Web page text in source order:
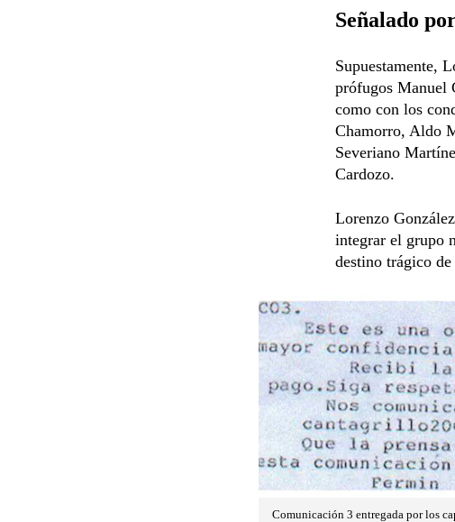
Señalado
Supuestamente,
prófugos Manuel
como con los
Chamorro, Aldo
Severiano
Cardozo.
Lorenzo
integrar el grupo
destino trágico de
Comunicación 3 entregada por los